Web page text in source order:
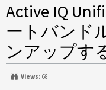
Active IQ
ートバンド
ンアップす
Views: 68